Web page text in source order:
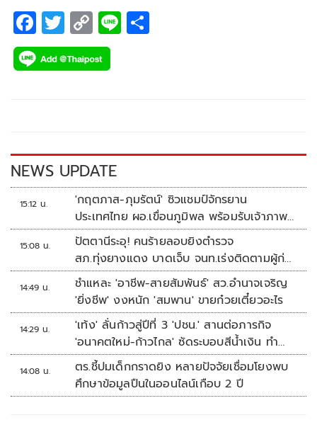
F
ac
e
k
T
wi
tt
C
o
p
k
Li
NEWS UPDATE
15:12 น.
'กฤตภาส-ภุมรัตน์' ซิวแชมป์จักรยาน
ประเทศไทย ผอ.เขื่อนภูมิพล พร้อมรับเจ้าภาพ
ต่อ ปี 2570
15:08 น.
ปัตตานีระอุ! คนร้ายลอบยิงตำรวจ
สภ.ทุ่งยางแดง บาดเจ็บ จนท.เร่งติดตามผู้ก่อ
เหตุ
14:49 น.
ชำแหละ 'อาชีพ-สายสัมพันธ์' สว.อำนาจเจริญ
'ยิ่งชีพ' งงหนัก 'สมพาน' ขายก๋วยเตี๋ยวอะไร
14:29 น.
'เท้ง' ลั่นก้าวสู่ปีที่ 3 'ปชน.' สานต่อภารกิจ
'อนาคตใหม่-ก้าวไกล' ซัดระบอบสีน้ำเงิน ทำ
หลักนิติรัฐ-นิติธรรมสั่นคลอน
14:08 น.
ตร.ชี้ปมเด็กกราดยิง หลายปัจจัยเชื่อมโยงพบ
ศึกษาข้อมูลปืนในออนไลน์เกือบ 2 ปี